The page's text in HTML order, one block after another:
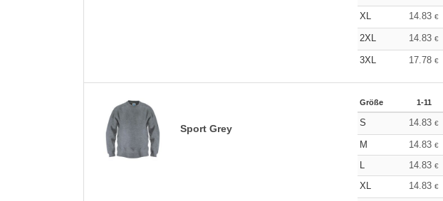
XL 14.83€
2XL 14.83€
3XL 17.78€
Sport Grey
Größe 1-11
S 14.83€
M 14.83€
L
14.83€
XL
14.83€